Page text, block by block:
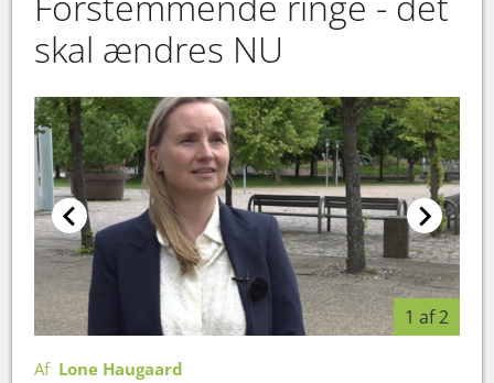
skal ændres NU
1 af 2
Af Lone Haugaard